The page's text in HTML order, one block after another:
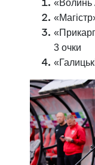
«Волинь
3 очки